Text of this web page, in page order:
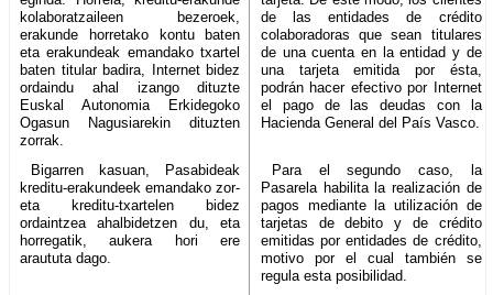
kolaboratzaileen bezeroek,
erakunde horretako kontu baten
eta erakundeak emandako txartel
baten titular badira, Internet bidez
ordaindu ahal izango dituzte
Euskal Autonomia Erkidegoko
Ogasun Nagusiarekin dituzten
zorrak.
de las entidades de crédito
colaboradoras que sean titulares
de una cuenta en la entidad y de
una tarjeta emitida por ésta,
podrán hacer efectivo por Internet
el pago de las deudas con la
Hacienda General del País Vasco.
Bigarren kasuan, Pasabideak
kreditu-erakundeek emandako zor-
eta kreditu-txartelen bidez
ordaintzea ahalbidetzen du, eta
horregatik, aukera hori ere
araututa dago.
Para el segundo caso, la
Pasarela habilita la realización de
pagos mediante la utilización de
tarjetas de debito y de crédito
emitidas por entidades de crédito,
motivo por el cual también se
regula esta posibilidad.